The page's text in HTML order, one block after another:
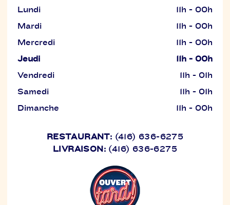
Lundi
11h - 00h
Mardi
11h - 00h
Mercredi
11h - 00h
Jeudi
11h - 00h
Vendredi
11h - 01h
Samedi
11h - 01h
Dimanche
11h - 00h
RESTAURANT: (416) 636-6275
LIVRAISON: (416) 636-6275